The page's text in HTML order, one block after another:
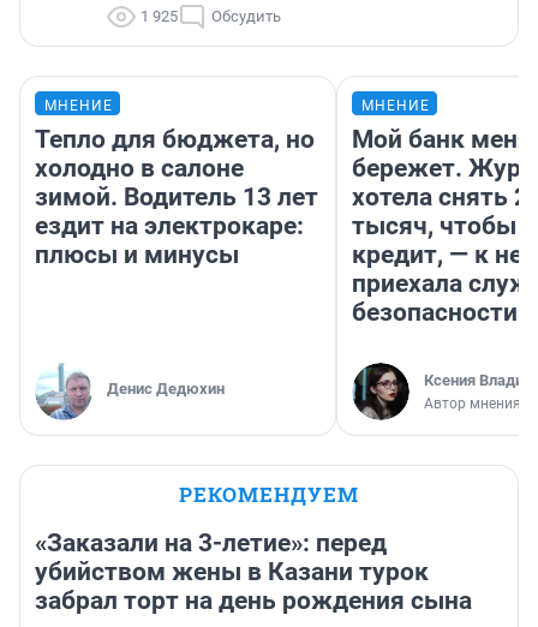
1 925 Обсудить
МНЕНИЕ
Тепло для бюджета, но
холодно в салоне
зимой. Водитель 13 лет
ездит на электрокаре:
плюсы и минусы
Денис Дедюхин
МНЕНИЕ
Мой банк меня
бережет.
хотела снять
тысяч, чтобы
кредит, — к
приехала
безопасности
Ксения
Автор мнения
РЕКОМЕНДУЕМ
«Заказали на 3-летие»: перед
убийством жены в Казани турок
забрал торт на день рождения сына